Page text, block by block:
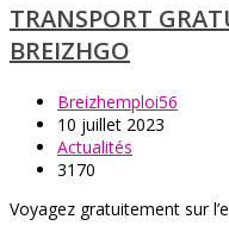
TRANSPORT
BREIZHGO
Breizhemploi56
10 juillet 2023
Actualités
3170
Voyagez gratuitement sur